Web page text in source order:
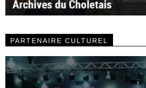
PARTENAIRE CULTUREL